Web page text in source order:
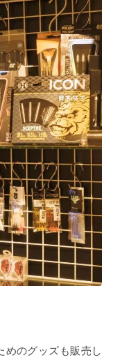
めのグッズも販売し